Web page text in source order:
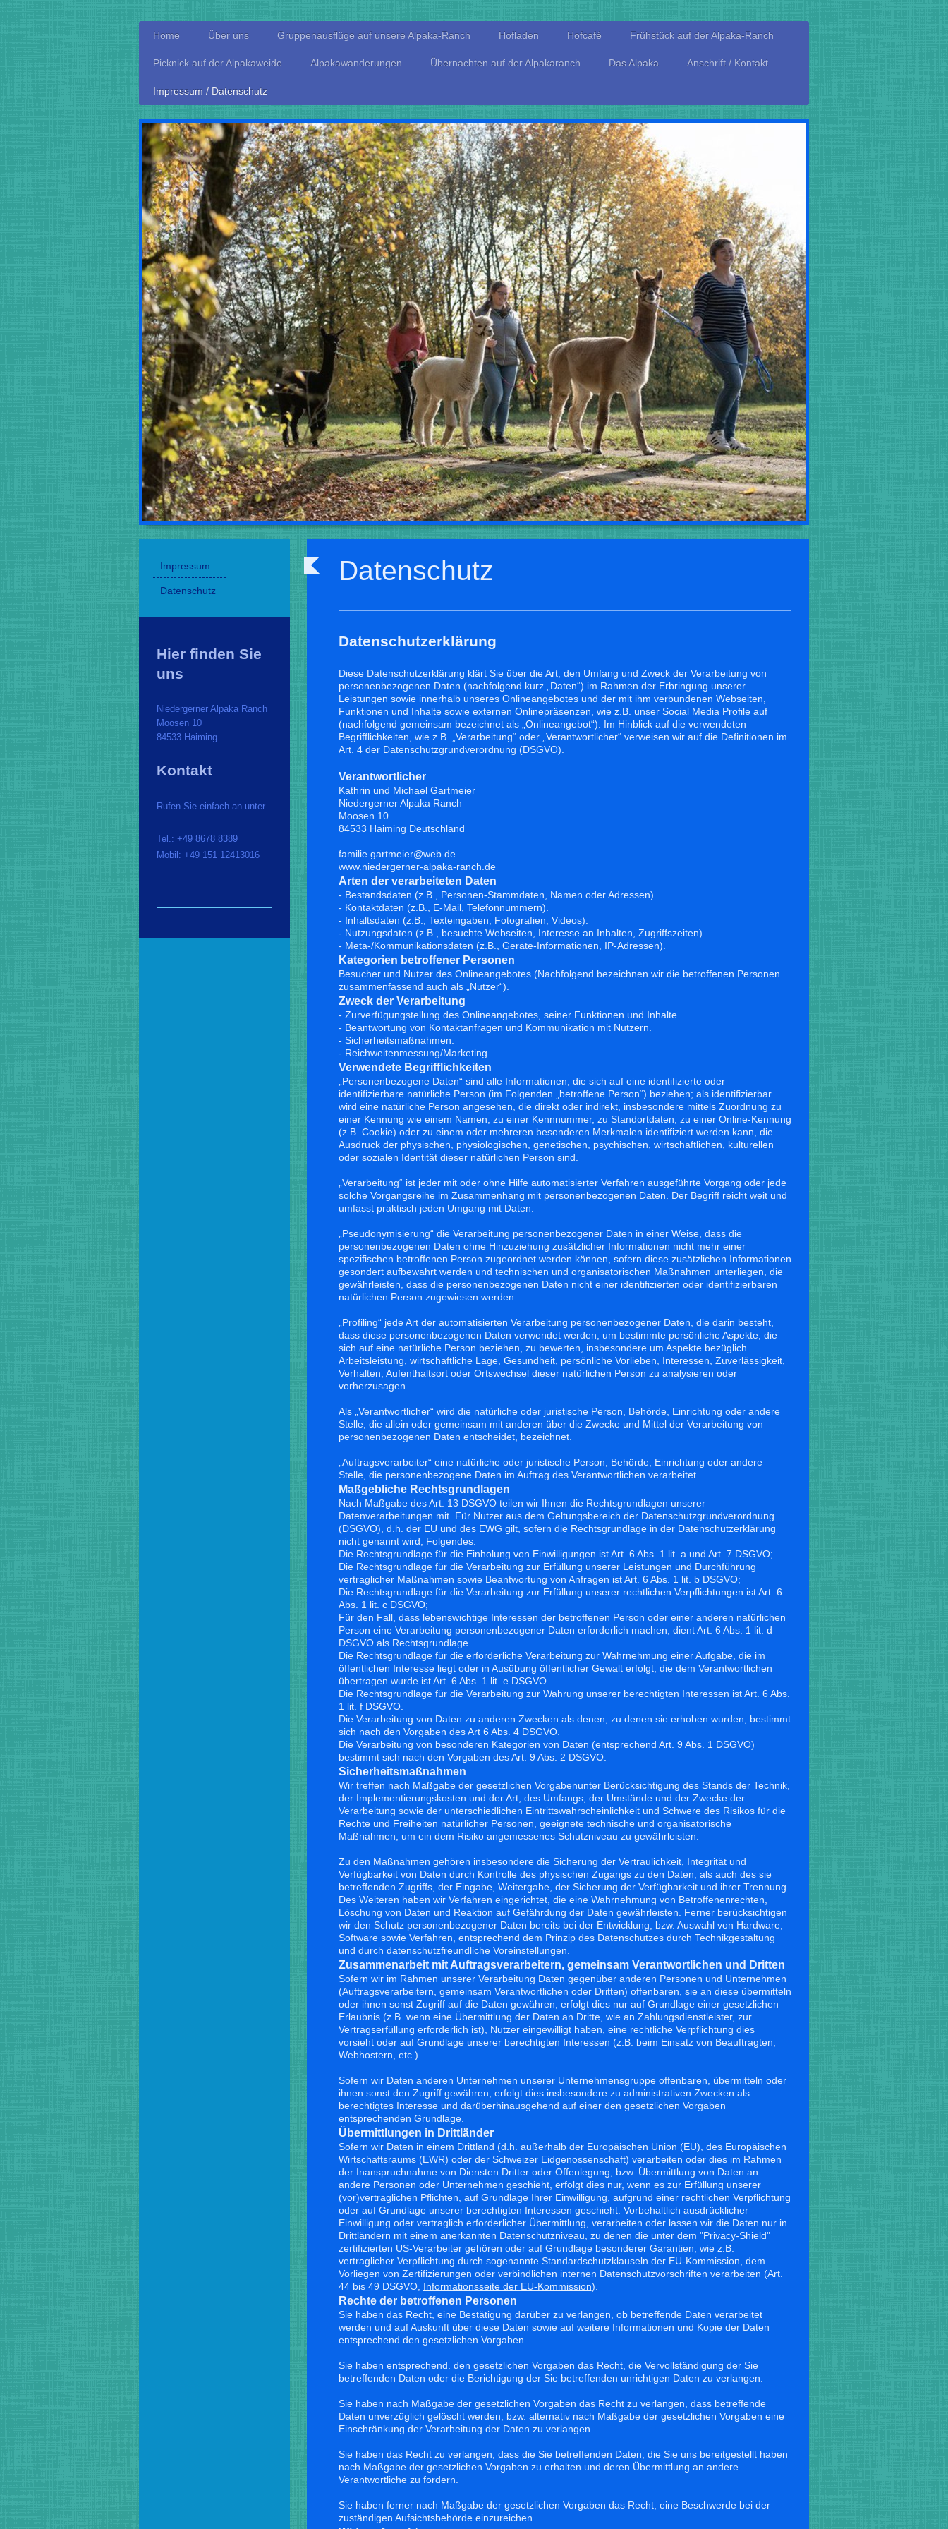
Home Über uns Gruppenausflüge auf unsere Alpaka-Ranch Hofladen Hofcafé Frühstück auf der Alpaka-Ranch
Picknick auf der Alpakaweide Alpakawanderungen Übernachten auf der Alpakaranch Das Alpaka Anschrift / Kontakt
Impressum / Datenschutz
Datenschutz
Datenschutzerklärung
Diese Datenschutzerklärung klärt Sie über die Art, den Umfang und Zweck der Verarbeitung von
personenbezogenen Daten (nachfolgend kurz „Daten“) im Rahmen der Erbringung unserer
Leistungen sowie innerhalb unseres Onlineangebotes und der mit ihm verbundenen Webseiten,
Funktionen und Inhalte sowie externen Onlinepräsenzen, wie z.B. unser Social Media Profile auf
(nachfolgend gemeinsam bezeichnet als „Onlineangebot“). Im Hinblick auf die verwendeten
Begrifflichkeiten, wie z.B. „Verarbeitung“ oder „Verantwortlicher“ verweisen wir auf die Definitionen im
Art. 4 der Datenschutzgrundverordnung (DSGVO).
Verantwortlicher
Kathrin und Michael Gartmeier
Niedergerner Alpaka Ranch
Moosen 10
84533 Haiming Deutschland
familie.gartmeier@web.de
www.niedergerner-alpaka-ranch.de
Arten der verarbeiteten Daten
- Bestandsdaten (z.B., Personen-Stammdaten, Namen oder Adressen).
- Kontaktdaten (z.B., E-Mail, Telefonnummern).
- Inhaltsdaten (z.B., Texteingaben, Fotografien, Videos).
- Nutzungsdaten (z.B., besuchte Webseiten, Interesse an Inhalten, Zugriffszeiten).
- Meta-/Kommunikationsdaten (z.B., Geräte-Informationen, IP-Adressen).
Kategorien betroffener Personen
Besucher und Nutzer des Onlineangebotes (Nachfolgend bezeichnen wir die betroffenen Personen
zusammenfassend auch als „Nutzer“).
Zweck der Verarbeitung
- Zurverfügungstellung des Onlineangebotes, seiner Funktionen und Inhalte.
- Beantwortung von Kontaktanfragen und Kommunikation mit Nutzern.
- Sicherheitsmaßnahmen.
- Reichweitenmessung/Marketing
Verwendete Begrifflichkeiten
„Personenbezogene Daten“ sind alle Informationen, die sich auf eine identifizierte oder
identifizierbare natürliche Person (im Folgenden „betroffene Person“) beziehen; als identifizierbar
wird eine natürliche Person angesehen, die direkt oder indirekt, insbesondere mittels Zuordnung zu
einer Kennung wie einem Namen, zu einer Kennnummer, zu Standortdaten, zu einer Online-Kennung
(z.B. Cookie) oder zu einem oder mehreren besonderen Merkmalen identifiziert werden kann, die
Ausdruck der physischen, physiologischen, genetischen, psychischen, wirtschaftlichen, kulturellen
oder sozialen Identität dieser natürlichen Person sind.
„Verarbeitung“ ist jeder mit oder ohne Hilfe automatisierter Verfahren ausgeführte Vorgang oder jede
solche Vorgangsreihe im Zusammenhang mit personenbezogenen Daten. Der Begriff reicht weit und
umfasst praktisch jeden Umgang mit Daten.
„Pseudonymisierung“ die Verarbeitung personenbezogener Daten in einer Weise, dass die
personenbezogenen Daten ohne Hinzuziehung zusätzlicher Informationen nicht mehr einer
spezifischen betroffenen Person zugeordnet werden können, sofern diese zusätzlichen Informationen
gesondert aufbewahrt werden und technischen und organisatorischen Maßnahmen unterliegen, die
gewährleisten, dass die personenbezogenen Daten nicht einer identifizierten oder identifizierbaren
natürlichen Person zugewiesen werden.
„Profiling“ jede Art der automatisierten Verarbeitung personenbezogener Daten, die darin besteht,
dass diese personenbezogenen Daten verwendet werden, um bestimmte persönliche Aspekte, die
sich auf eine natürliche Person beziehen, zu bewerten, insbesondere um Aspekte bezüglich
Arbeitsleistung, wirtschaftliche Lage, Gesundheit, persönliche Vorlieben, Interessen, Zuverlässigkeit,
Verhalten, Aufenthaltsort oder Ortswechsel dieser natürlichen Person zu analysieren oder
vorherzusagen.
Als „Verantwortlicher“ wird die natürliche oder juristische Person, Behörde, Einrichtung oder andere
Stelle, die allein oder gemeinsam mit anderen über die Zwecke und Mittel der Verarbeitung von
personenbezogenen Daten entscheidet, bezeichnet.
„Auftragsverarbeiter“ eine natürliche oder juristische Person, Behörde, Einrichtung oder andere
Stelle, die personenbezogene Daten im Auftrag des Verantwortlichen verarbeitet.
Maßgebliche Rechtsgrundlagen
Nach Maßgabe des Art. 13 DSGVO teilen wir Ihnen die Rechtsgrundlagen unserer
Datenverarbeitungen mit. Für Nutzer aus dem Geltungsbereich der Datenschutzgrundverordnung
(DSGVO), d.h. der EU und des EWG gilt, sofern die Rechtsgrundlage in der Datenschutzerklärung
nicht genannt wird, Folgendes:
Die Rechtsgrundlage für die Einholung von Einwilligungen ist Art. 6 Abs. 1 lit. a und Art. 7 DSGVO;
Die Rechtsgrundlage für die Verarbeitung zur Erfüllung unserer Leistungen und Durchführung
vertraglicher Maßnahmen sowie Beantwortung von Anfragen ist Art. 6 Abs. 1 lit. b DSGVO;
Die Rechtsgrundlage für die Verarbeitung zur Erfüllung unserer rechtlichen Verpflichtungen ist Art. 6
Abs. 1 lit. c DSGVO;
Für den Fall, dass lebenswichtige Interessen der betroffenen Person oder einer anderen natürlichen
Person eine Verarbeitung personenbezogener Daten erforderlich machen, dient Art. 6 Abs. 1 lit. d
DSGVO als Rechtsgrundlage.
Die Rechtsgrundlage für die erforderliche Verarbeitung zur Wahrnehmung einer Aufgabe, die im
öffentlichen Interesse liegt oder in Ausübung öffentlicher Gewalt erfolgt, die dem Verantwortlichen
übertragen wurde ist Art. 6 Abs. 1 lit. e DSGVO.
Die Rechtsgrundlage für die Verarbeitung zur Wahrung unserer berechtigten Interessen ist Art. 6 Abs.
1 lit. f DSGVO.
Die Verarbeitung von Daten zu anderen Zwecken als denen, zu denen sie erhoben wurden, bestimmt
sich nach den Vorgaben des Art 6 Abs. 4 DSGVO.
Die Verarbeitung von besonderen Kategorien von Daten (entsprechend Art. 9 Abs. 1 DSGVO)
bestimmt sich nach den Vorgaben des Art. 9 Abs. 2 DSGVO.
Sicherheitsmaßnahmen
Wir treffen nach Maßgabe der gesetzlichen Vorgabenunter Berücksichtigung des Stands der Technik,
der Implementierungskosten und der Art, des Umfangs, der Umstände und der Zwecke der
Verarbeitung sowie der unterschiedlichen Eintrittswahrscheinlichkeit und Schwere des Risikos für die
Rechte und Freiheiten natürlicher Personen, geeignete technische und organisatorische
Maßnahmen, um ein dem Risiko angemessenes Schutzniveau zu gewährleisten.
Zu den Maßnahmen gehören insbesondere die Sicherung der Vertraulichkeit, Integrität und
Verfügbarkeit von Daten durch Kontrolle des physischen Zugangs zu den Daten, als auch des sie
betreffenden Zugriffs, der Eingabe, Weitergabe, der Sicherung der Verfügbarkeit und ihrer Trennung.
Des Weiteren haben wir Verfahren eingerichtet, die eine Wahrnehmung von Betroffenenrechten,
Löschung von Daten und Reaktion auf Gefährdung der Daten gewährleisten. Ferner berücksichtigen
wir den Schutz personenbezogener Daten bereits bei der Entwicklung, bzw. Auswahl von Hardware,
Software sowie Verfahren, entsprechend dem Prinzip des Datenschutzes durch Technikgestaltung
und durch datenschutzfreundliche Voreinstellungen.
Zusammenarbeit mit Auftragsverarbeitern, gemeinsam Verantwortlichen und Dritten
Sofern wir im Rahmen unserer Verarbeitung Daten gegenüber anderen Personen und Unternehmen
(Auftragsverarbeitern, gemeinsam Verantwortlichen oder Dritten) offenbaren, sie an diese übermitteln
oder ihnen sonst Zugriff auf die Daten gewähren, erfolgt dies nur auf Grundlage einer gesetzlichen
Erlaubnis (z.B. wenn eine Übermittlung der Daten an Dritte, wie an Zahlungsdienstleister, zur
Vertragserfüllung erforderlich ist), Nutzer eingewilligt haben, eine rechtliche Verpflichtung dies
vorsieht oder auf Grundlage unserer berechtigten Interessen (z.B. beim Einsatz von Beauftragten,
Webhostern, etc.).
Sofern wir Daten anderen Unternehmen unserer Unternehmensgruppe offenbaren, übermitteln oder
ihnen sonst den Zugriff gewähren, erfolgt dies insbesondere zu administrativen Zwecken als
berechtigtes Interesse und darüberhinausgehend auf einer den gesetzlichen Vorgaben
entsprechenden Grundlage.
Übermittlungen in Drittländer
Sofern wir Daten in einem Drittland (d.h. außerhalb der Europäischen Union (EU), des Europäischen
Wirtschaftsraums (EWR) oder der Schweizer Eidgenossenschaft) verarbeiten oder dies im Rahmen
der Inanspruchnahme von Diensten Dritter oder Offenlegung, bzw. Übermittlung von Daten an
andere Personen oder Unternehmen geschieht, erfolgt dies nur, wenn es zur Erfüllung unserer
(vor)vertraglichen Pflichten, auf Grundlage Ihrer Einwilligung, aufgrund einer rechtlichen Verpflichtung
oder auf Grundlage unserer berechtigten Interessen geschieht. Vorbehaltlich ausdrücklicher
Einwilligung oder vertraglich erforderlicher Übermittlung, verarbeiten oder lassen wir die Daten nur in
Drittländern mit einem anerkannten Datenschutzniveau, zu denen die unter dem "Privacy-Shield"
zertifizierten US-Verarbeiter gehören oder auf Grundlage besonderer Garantien, wie z.B.
vertraglicher Verpflichtung durch sogenannte Standardschutzklauseln der EU-Kommission, dem
Vorliegen von Zertifizierungen oder verbindlichen internen Datenschutzvorschriften verarbeiten (Art.
44 bis 49 DSGVO, Informationsseite der EU-Kommission).
Rechte der betroffenen Personen
Sie haben das Recht, eine Bestätigung darüber zu verlangen, ob betreffende Daten verarbeitet
werden und auf Auskunft über diese Daten sowie auf weitere Informationen und Kopie der Daten
entsprechend den gesetzlichen Vorgaben.
Sie haben entsprechend. den gesetzlichen Vorgaben das Recht, die Vervollständigung der Sie
betreffenden Daten oder die Berichtigung der Sie betreffenden unrichtigen Daten zu verlangen.
Sie haben nach Maßgabe der gesetzlichen Vorgaben das Recht zu verlangen, dass betreffende
Daten unverzüglich gelöscht werden, bzw. alternativ nach Maßgabe der gesetzlichen Vorgaben eine
Einschränkung der Verarbeitung der Daten zu verlangen.
Sie haben das Recht zu verlangen, dass die Sie betreffenden Daten, die Sie uns bereitgestellt haben
nach Maßgabe der gesetzlichen Vorgaben zu erhalten und deren Übermittlung an andere
Verantwortliche zu fordern.
Sie haben ferner nach Maßgabe der gesetzlichen Vorgaben das Recht, eine Beschwerde bei der
zuständigen Aufsichtsbehörde einzureichen.
Impressum
Datenschutz
Hier finden Sie
uns
Niedergerner Alpaka Ranch
Moosen 10
84533 Haiming
Kontakt
Rufen Sie einfach an unter
Tel.: +49 8678 8389
Mobil: +49 151 12413016